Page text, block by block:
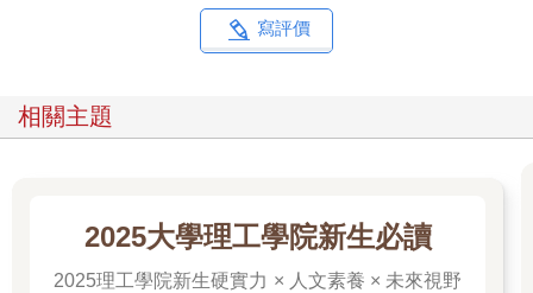
寫評價
相關主題
2025大學理工學院新生必讀
2025理工學院新生硬實力 × 人文素養 × 未來視野